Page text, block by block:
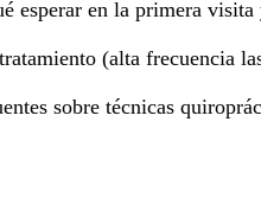
esperar en la primera
(alta frecuencia
sobre técnicas